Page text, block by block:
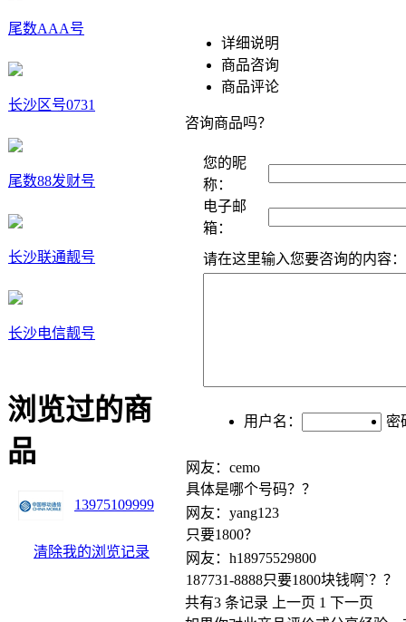
尾数AAA号
长沙区号0731
尾数88发财号
长沙联通靓号
长沙电信靓号
浏览过的商
品
13975109999
清除我的浏览记录
详细说明
商品咨询
商品评论
咨询商品吗？
您的昵
称：
电子邮
箱：
请在这里输入您要咨询的内容：
用户名： 密
网友：cemo
具体是哪个号码？？
网友：yang123
只要1800？
网友：h18975529800
187731-8888只要1800块钱啊`？？
共有3 条记录
上一页 1 下一页